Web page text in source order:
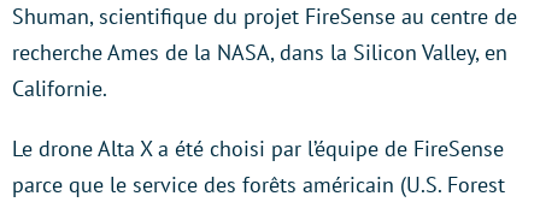
Shuman, scientifique du projet FireSense au centre de
recherche Ames de la NASA, dans la Silicon Valley, en
Californie.
Le drone Alta X a été choisi par l’équipe de FireSense
parce que le service des forêts américain (U.S. Forest